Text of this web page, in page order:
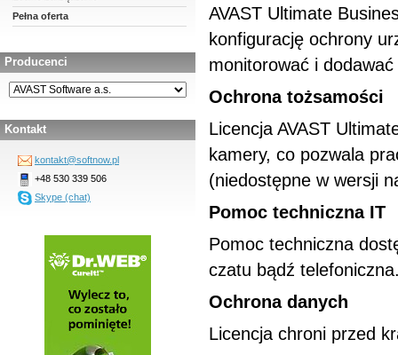
Pełna oferta
Producenci
Kontakt
kontakt@softnow.pl
+48 530 339 506
Skype (chat)
AVAST Ultimate
konfigurację ochrony
monitorować i
Ochrona tożsamości
Licencja AVAST
kamery, co pozwala
(niedostępne w wersji
Pomoc techniczna IT
Pomoc techniczna
czatu bądź
Ochrona danych
Licencja chroni przed